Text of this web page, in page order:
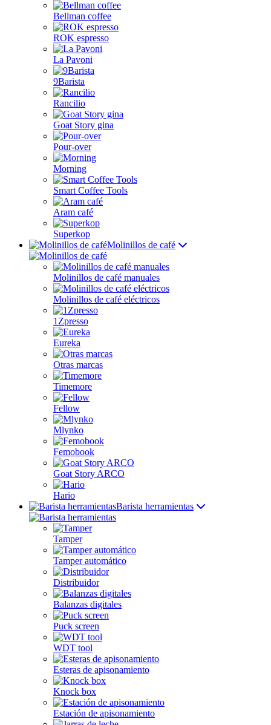
Bellman coffee
ROK espresso
La Pavoni
9Barista
Rancilio
Goat Story gina
Pour-over
Morning
Smart Coffee Tools
Aram café
Superkop
Molinillos de café
Molinillos de café manuales
Molinillos de café eléctricos
1Zpresso
Eureka
Otras marcas
Timemore
Fellow
Mlynko
Femobook
Goat Story ARCO
Hario
Barista herramientas
Tamper
Tamper automático
Distribuidor
Balanzas digitales
Puck screen
WDT tool
Esteras de apisonamiento
Knock box
Estación de apisonamiento